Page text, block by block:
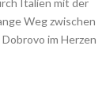
Italien mit der
Weg zwischen
im Herzen